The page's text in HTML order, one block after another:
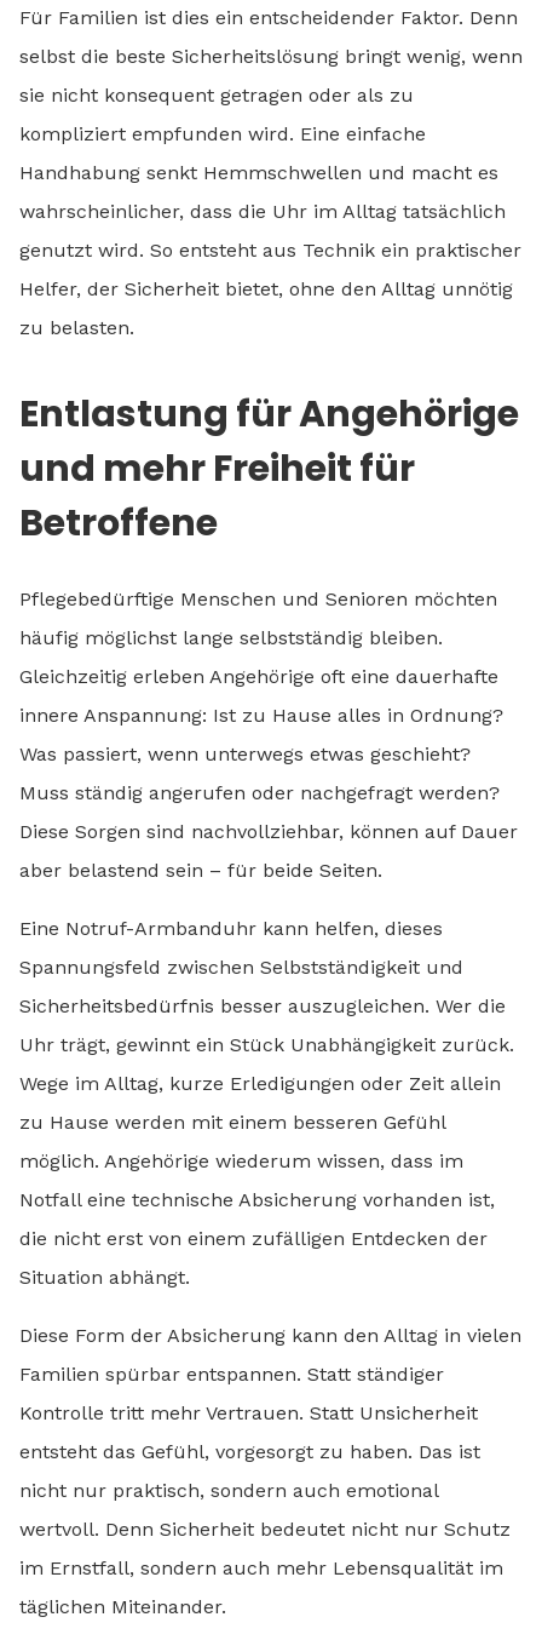
Für Familien ist dies ein entscheidender Faktor. Denn
selbst die beste Sicherheitslösung bringt wenig, wenn
sie nicht konsequent getragen oder als zu
kompliziert empfunden wird. Eine einfache
Handhabung senkt Hemmschwellen und macht es
wahrscheinlicher, dass die Uhr im Alltag tatsächlich
genutzt wird. So entsteht aus Technik ein praktischer
Helfer, der Sicherheit bietet, ohne den Alltag unnötig
zu belasten.
Entlastung für Angehörige
und mehr Freiheit für
Betroffene
Pflegebedürftige Menschen und Senioren möchten
häufig möglichst lange selbstständig bleiben.
Gleichzeitig erleben Angehörige oft eine dauerhafte
innere Anspannung: Ist zu Hause alles in Ordnung?
Was passiert, wenn unterwegs etwas geschieht?
Muss ständig angerufen oder nachgefragt werden?
Diese Sorgen sind nachvollziehbar, können auf Dauer
aber belastend sein – für beide Seiten.
Eine Notruf-Armbanduhr kann helfen, dieses
Spannungsfeld zwischen Selbstständigkeit und
Sicherheitsbedürfnis besser auszugleichen. Wer die
Uhr trägt, gewinnt ein Stück Unabhängigkeit zurück.
Wege im Alltag, kurze Erledigungen oder Zeit allein
zu Hause werden mit einem besseren Gefühl
möglich. Angehörige wiederum wissen, dass im
Notfall eine technische Absicherung vorhanden ist,
die nicht erst von einem zufälligen Entdecken der
Situation abhängt.
Diese Form der Absicherung kann den Alltag in vielen
Familien spürbar entspannen. Statt ständiger
Kontrolle tritt mehr Vertrauen. Statt Unsicherheit
entsteht das Gefühl, vorgesorgt zu haben. Das ist
nicht nur praktisch, sondern auch emotional
wertvoll. Denn Sicherheit bedeutet nicht nur Schutz
im Ernstfall, sondern auch mehr Lebensqualität im
täglichen Miteinander.